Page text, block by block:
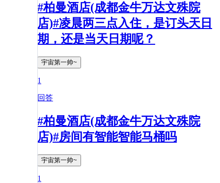
#柏曼酒店(成都金牛万达文殊院
店)#凌晨两三点入住，是订头天日
期，还是当天日期呢？
宇宙第一帅~
1
回答
#柏曼酒店(成都金牛万达文殊院
店)#房间有智能智能马桶吗
宇宙第一帅~
1